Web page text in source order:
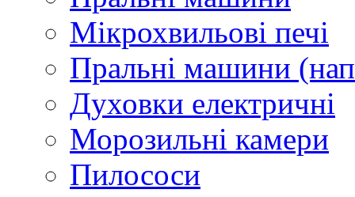
Мікрохвильові печі
Пральні машини
Духовки електричні
Морозильні камери
Пилососи